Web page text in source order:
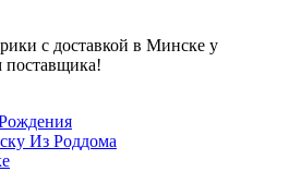
с доставкой в Минске у
поставщика!
Из Роддома